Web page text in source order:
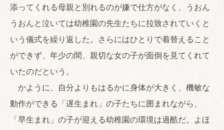
添ってくれる母親と別れるのが嫌で仕方がなく、うおん
うおんと泣いては幼稚園の先生たちに拉致されていくと
いう儀式を繰り返した。さらにはひとりで着替えること
ができず、年少の間、親切な女の子が面倒を見てくれて
いたのだという。
かように、自分よりもはるかに身体が大きく、機敏な
動作ができる「遅生まれ」の子たちに囲まれながら、
「早生まれ」の子が迎える幼稚園の環境は過酷だ。よほ